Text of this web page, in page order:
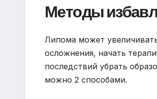
Методы
Липома может
осложнения, начать
последствий убрать
можно 2 способами.